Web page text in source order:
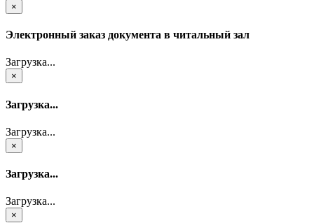
×
Электронный заказ документа в читальный зал
Загрузка...
×
Загрузка...
Загрузка...
×
Загрузка...
Загрузка...
×